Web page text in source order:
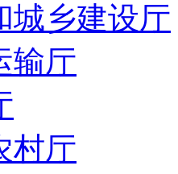
城乡建设厅
输厅
村厅